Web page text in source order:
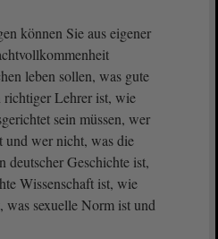
können Sie aus eigener
leben sollen, was gute
Lehrer ist, wie
sein müssen, wer
und wer nicht, was die
deutscher Geschichte ist,
Wissenschaft ist, wie
was sexuelle Norm ist und